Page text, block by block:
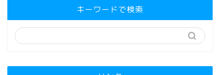
キーワードで検索